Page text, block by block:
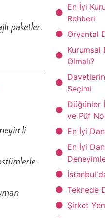
paketler.
En İyi
Rehberi
Oryantal
Kurumsal
Olmalı?
Seçimi
Düğünler
ve Püf
En İyi
En İyi
Teknede
Şirket